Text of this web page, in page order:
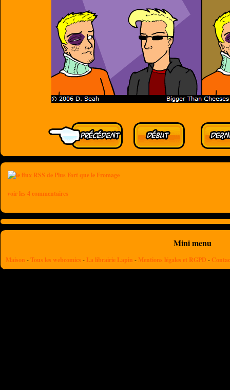
voir les 4 commentaires
Mini menu
Maison -Tous les webcomics - La librairie Lapin - Mentions légales et RGPD -